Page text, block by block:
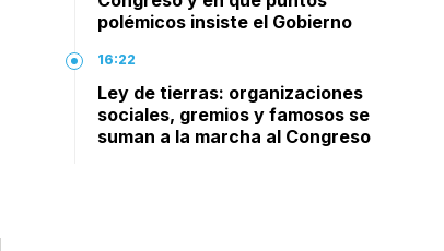
polémicos insiste el Gobierno
16:22
Ley de tierras: organizaciones
sociales, gremios y famosos se
suman a la marcha al Congreso